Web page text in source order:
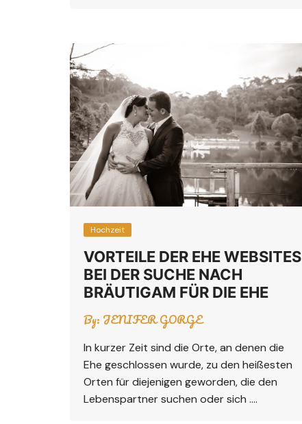
Hochzeit
VORTEILE DER EHE WEBSITES
BEI DER SUCHE NACH
BRÄUTIGAM FÜR DIE EHE
By: JENIFER GORGE
In kurzer Zeit sind die Orte, an denen die
Ehe geschlossen wurde, zu den heißesten
Orten für diejenigen geworden, die den
Lebenspartner suchen oder sich ….